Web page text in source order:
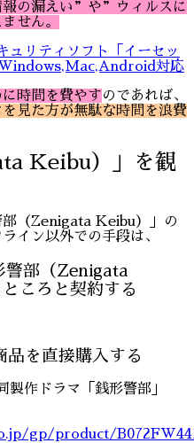
の漏えい ”や”ウィルスに
せん。
ュリティソフト「イーセッ
Windows,Mac,Android対応
時間を費やすのであれば、
見た方が無駄な時間を浪費
Keibu）」を観
部（Zenigata Keibu）」の
イン以外での手段は、
警部（Zenigata
ころと契約する
を直接購入する
作ドラマ「銭形警部」
gp/product/